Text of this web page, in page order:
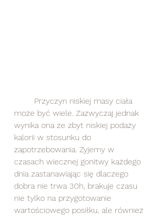
może być wiele. Zazwyczaj jednak
wynika ona ze zbyt niskiej podaży
kalorii w stosunku do
zapotrzebowania. Żyjemy w
czasach wiecznej gonitwy każdego
dnia zastanawiając się dlaczego
dobra nie trwa 30h, brakuje czasu
nie tylko na przygotowanie
wartościowego posiłku, ale również